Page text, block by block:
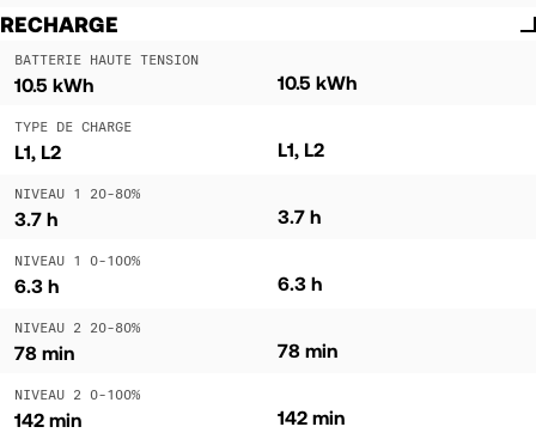
RECHARGE
BATTERIE HAUTE TENSION
10.5 kWh 10.5 kWh
TYPE DE CHARGE
L1, L2 L1, L2
NIVEAU 1 20-80%
3.7 h 3.7 h
NIVEAU 1 0-100%
6.3 h 6.3 h
NIVEAU 2 20-80%
78 min 78 min
NIVEAU 2 0-100%
142 min 142 min